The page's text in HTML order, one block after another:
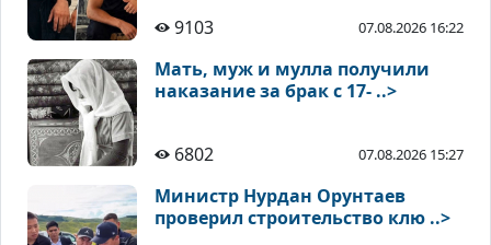
9103 07.08.2026 16:22
Мать, муж и мулла получили
наказание за брак с 17- ..>
6802 07.08.2026 15:27
Министр Нурдан Орунтаев
проверил строительство клю ..>